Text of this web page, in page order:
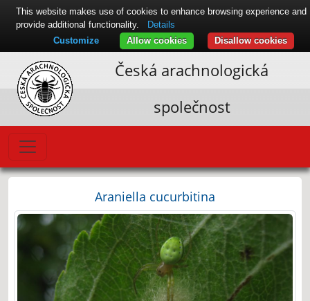
Česká arachnologická
společnost
Araniella cucurbitina
This website makes use of cookies to enhance browsing experience and
provide additional functionality.
Details
Disallow cookies
Allow cookies
Customize